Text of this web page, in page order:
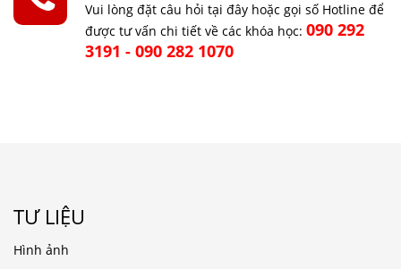
Vui lòng đặt câu hỏi tại đây hoặc gọi số Hotline để
được tư vấn chi tiết về các khóa học: 090 292
3191 - 090 282 1070
TƯ LIỆU
Hình ảnh